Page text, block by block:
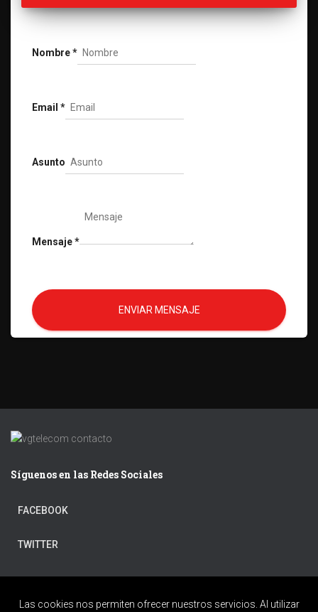
Nombre*
Email *
Asunto
Mensaje*
ENVIAR MENSAJE
Síguenos en las Redes Sociales
FACEBOOK
TWITTER
Las cookies nos permiten ofrecer nuestros servicios. Al utilizar